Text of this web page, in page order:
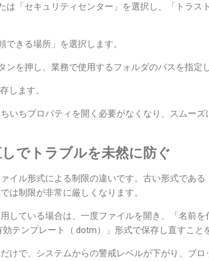
は「セキュリティセンター」を選択し、「トラス
できる場所」を選択します。
ンを押し、業務で使用するフォルダのパスを指定
します。
いちプロパティを開く必要がなくなり、スムー
でトラブルを未然に防ぐ
イル形式による制限の違いです。古い形式であ
は制限が非常に厳しくなります。
している場合は、一度ファイルを開き、「名前
テンプレート（.dotm）」形式で保存し直すこと
けで、システムからの警戒レベルが下がり、ブ